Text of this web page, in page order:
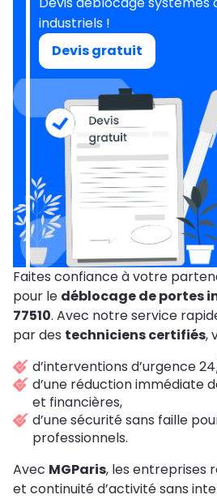
industriels !
Devis gratuit
Faites confiance à votre
pour le déblocage de portes
77510. Avec notre service
par des techniciens certifiés,
d’interventions d’urgence
d’une réduction immédiate
et financières,
d’une sécurité sans faille
professionnels.
Avec MGParis, les entreprises
et continuité d’activité sans